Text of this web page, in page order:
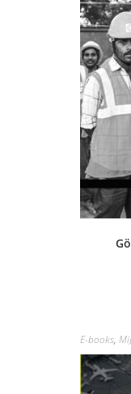
E-books,